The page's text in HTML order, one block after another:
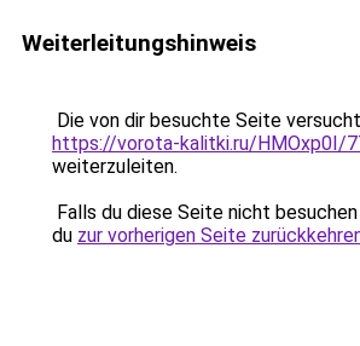
Weiterleitungshinweis
Die von dir besuchte Seite
https://vorota-kalitki.ru/HMOxp0I/
weiterzuleiten.
Falls du diese Seite nicht
du zur vorherigen Seite